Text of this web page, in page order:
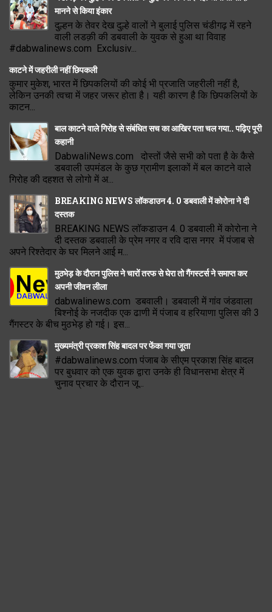
मानने से किया इंकार
दुल्हन के तेवर देख दुल्हे वालों ने बुलाई पुलिस चंडीगढ़ में रहने
वाली लडक़ी की डबवाली के युवक से हुआ था विवाह
#dabwalinews.com Exclusiv...
काटने में जहरीली नहीं छिपकली
कुमार मुकेश, भारत में छिपकलियों की कोई भी प्रजाति जहरीली नहीं है,
लेकिन उनकी त्वचा में जहर जरूर होता है। यही कारण है कि छिपकलियों के
काटन...
बाल काटने वाले गिरोह से संबंधित सच का आखिर पता चल गया.. पढ़िए पूरी
कहानी
DabwaliNews.com दोस्तों जैसे सभी को पता है के कैसे
डबवाली उपमंडल के कुछ ग्रामीण इलाकों में बल काटने वाले
गिरोह की दहशत से लोगो में अ...
BREAKING NEWS लॉकडाउन 4. 0 डबवाली में कोरोना ने दी
दस्तक
BREAKING NEWS लॉकडाउन 4. 0 डबवाली में कोरोना ने
दी दस्तक डबवाली के प्रेम नगर व रवि दास नगर में पंजाब से
अपने रिश्तेदार के घर मिलने आई म...
मुठभेड़ के दौरान पुलिस ने चारों तरफ से घेरा तो गैंगस्टर्स ने समाप्त कर
अपनी जीवन लीला
dabwalinews.com डबवाली। डबवाली में गांव जंडवाला
बिश्नोई के नजदीक एक ढाणी में पंजाब व हरियाणा पुलिस की 3
गैंगस्टर के बीच मुठभेड़ हो गई। इस...
मुख्यमंत्री प्रकाश सिंह बादल पर फेंका गया जूता
#dabwalinews.com पंजाब के सीएम प्रकाश सिंह बादल
पर बुधवार को एक युवक द्वारा उनके ही विधानसभा क्षेत्र में
चुनाव प्रचार के दौरान जू...